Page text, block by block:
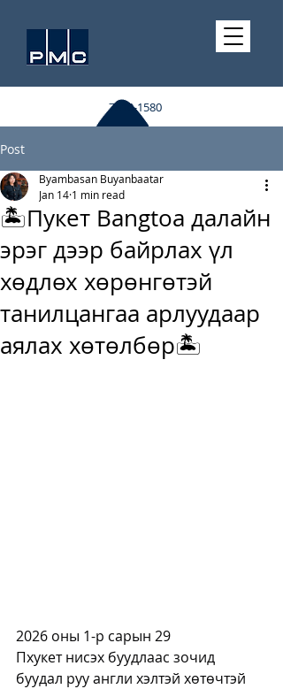
7510-1580
Post
🏝️Пукет Bangtoa далайн
эрэг дээр байрлах үл
хөдлөх хөрөнгөтэй
танилцангаа арлуудаар
аялах хөтөлбөр🏝️
Byambasan Buyanbaatar
Jan 14 1 min read
2026 оны 1-р сарын 29
Пхукет нисэх буудлаас зочид
буудал руу англи хэлтэй хөтөчтэй